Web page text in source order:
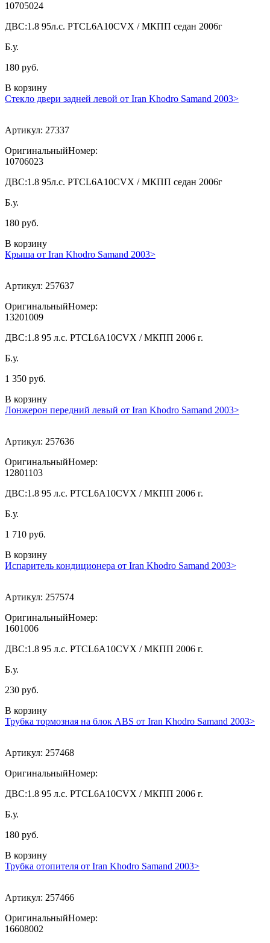
10705024
ДВС:1.8 95л.с. PTCL6A10CVX / МКПП седан 2006г
Б.у.
180 руб.
В корзину
Стекло двери задней левой от Iran Khodro Samand 2003>
Артикул: 27337
ОригинальныйНомер:
10706023
ДВС:1.8 95л.с. PTCL6A10CVX / МКПП седан 2006г
Б.у.
180 руб.
В корзину
Крыша от Iran Khodro Samand 2003>
Артикул: 257637
ОригинальныйНомер:
13201009
ДВС:1.8 95 л.с. PTCL6A10CVX / МКПП 2006 г.
Б.у.
1 350 руб.
В корзину
Лонжерон передний левый от Iran Khodro Samand 2003>
Артикул: 257636
ОригинальныйНомер:
12801103
ДВС:1.8 95 л.с. PTCL6A10CVX / МКПП 2006 г.
Б.у.
1 710 руб.
В корзину
Испаритель кондиционера от Iran Khodro Samand 2003>
Артикул: 257574
ОригинальныйНомер:
1601006
ДВС:1.8 95 л.с. PTCL6A10CVX / МКПП 2006 г.
Б.у.
230 руб.
В корзину
Трубка тормозная на блок ABS от Iran Khodro Samand 2003>
Артикул: 257468
ОригинальныйНомер:
ДВС:1.8 95 л.с. PTCL6A10CVX / МКПП 2006 г.
Б.у.
180 руб.
В корзину
Трубка отопителя от Iran Khodro Samand 2003>
Артикул: 257466
ОригинальныйНомер:
16608002